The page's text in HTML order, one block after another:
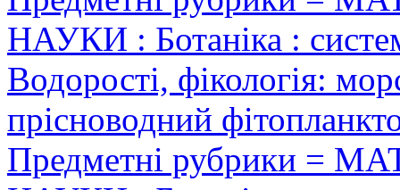
НАУКИ : Ботаніка :
Водорості, фікологія:
прісноводний
Предметні рубрики =